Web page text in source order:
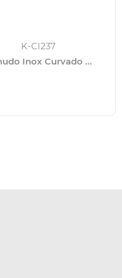
K-CI237
Inox Curvado ...